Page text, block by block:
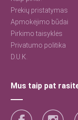
Prekių pristatymas
Apmokėjimo būdai
Pirkimo taisyklės
Privatumo politika
D.U.K.
Mus taip pat